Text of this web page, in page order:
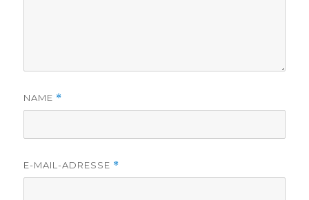
NAME *
E-MAIL-ADRESSE *